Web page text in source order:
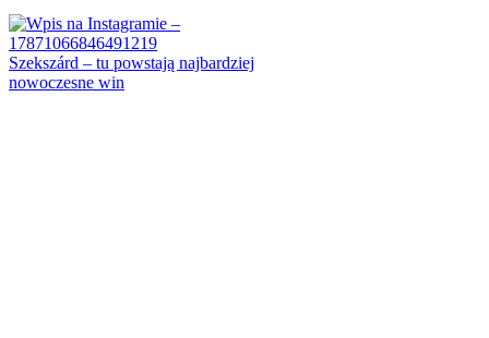
Szekszárd – tu powstają najbardziej
nowoczesne win